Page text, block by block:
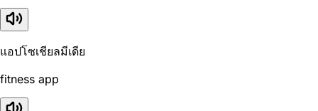
แอปโซเชียลมีเดีย
fitness app